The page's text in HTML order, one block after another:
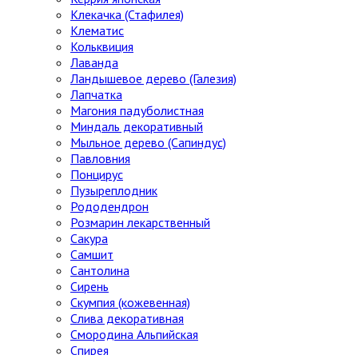
Клекачка (Стафилея)
Клематис
Кольквиция
Лаванда
Ландышевое дерево (Галезия)
Лапчатка
Магония падуболистная
Миндаль декоративный
Мыльное дерево (Сапиндус)
Павловния
Понцирус
Пузыреплодник
Рододендрон
Розмарин лекарственный
Сакура
Самшит
Сантолина
Сирень
Скумпия (кожевенная)
Слива декоративная
Смородина Альпийская
Спирея